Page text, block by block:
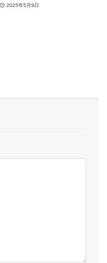
2025年5月9日